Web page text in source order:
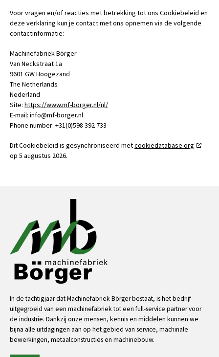
Voor vragen en/of reacties met betrekking tot ons Cookiebeleid en
deze verklaring kun je contact met ons opnemen via de volgende
contactinformatie:
Machinefabriek Börger
Van Neckstraat 1a
9601 GW Hoogezand
The Netherlands
Nederland
Site: https://www.mf-borger.nl/nl/
E-mail: info@mf-borger.nl
Phone number: +31(0)598 392 733
Dit Cookiebeleid is gesynchroniseerd metcookiedatabase.org
op 5 augustus 2026.
In de tachtigjaar dat Machinefabriek Börger bestaat, is het bedrijf
uitgegroeid van een machinefabriek tot een full-service partner voor
de industrie. Dankzij onze mensen, kennis en middelen kunnen we
bijna alle uitdagingen aan op het gebied van service, machinale
bewerkingen, metaalconstructies en machinebouw.